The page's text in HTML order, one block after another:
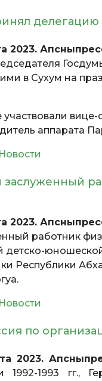
2023.
в Сухум на
участвовали
аппарата
Новости
2023.
работник
детско-
Республики
Новости
по
2023.
1992-1993 гг.,